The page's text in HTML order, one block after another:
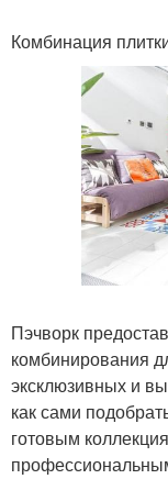
Комбинация
Пэчворк
комбинирования
эксклюзивных и
как сами
готовым